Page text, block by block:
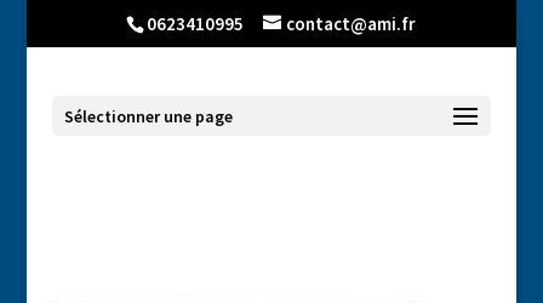
0623410995 contact@ami.fr
Sélectionner une page